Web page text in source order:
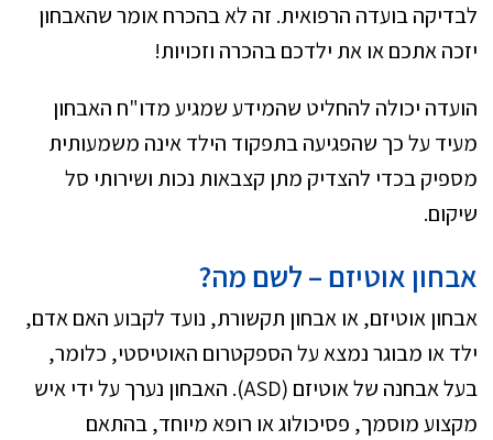
לבדיקה בועדה הרפואית. זה לא בהכרח אומר שהאבחון
יזכה אתכם או את ילדכם בהכרה וזכויות!
הועדה יכולה להחליט שהמידע שמגיע מדו"ח האבחון
מעיד על כך שהפגיעה בתפקוד הילד אינה משמעותית
מספיק בכדי להצדיק מתן קצבאות נכות ושירותי סל
שיקום.
אבחון אוטיזם – לשם מה?
אבחון אוטיזם, או אבחון תקשורת, נועד לקבוע האם אדם,
ילד או מבוגר נמצא על הספקטרום האוטיסטי, כלומר,
בעל אבחנה של אוטיזם (ASD). האבחון נערך על ידי איש
מקצוע מוסמך, פסיכולוג או רופא מיוחד, בהתאם